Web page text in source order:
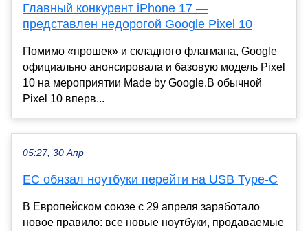
Главный конкурент iPhone 17 —
представлен недорогой Google Pixel 10
Помимо «прошек» и складного флагмана, Google
официально анонсировала и базовую модель Pixel
10 на мероприятии Made by Google.В обычной
Pixel 10 вперв...
05:27, 30 Апр
ЕС обязал ноутбуки перейти на USB Type-C
В Европейском союзе с 29 апреля заработало
новое правило: все новые ноутбуки, продаваемые